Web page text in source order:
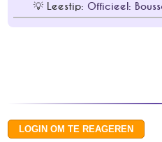
Leestip: Officieel: